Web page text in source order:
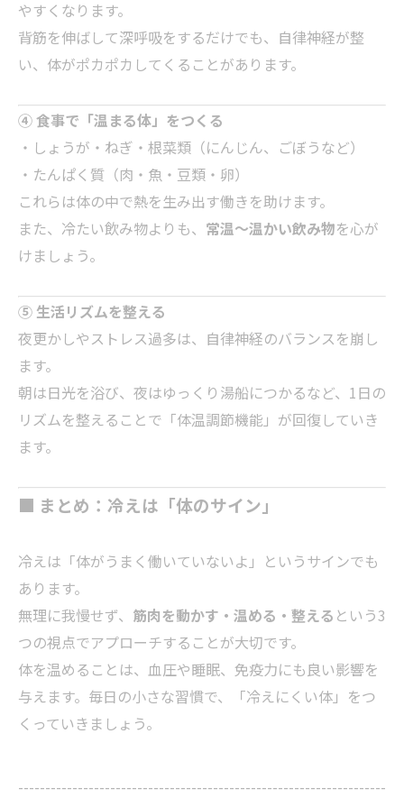
やすくなります。
背筋を伸ばして深呼吸をするだけでも、自律神経が整
い、体がポカポカしてくることがあります。
④ 食事で「温まる体」をつくる
・しょうが・ねぎ・根菜類（にんじん、ごぼうなど）
・たんぱく質（肉・魚・豆類・卵）
これらは体の中で熱を生み出す働きを助けます。
また、冷たい飲み物よりも、 常温～温かい飲み物を心が
けましょう。
⑤ 生活リズムを整える
夜更かしやストレス過多は、自律神経のバランスを崩し
ます。
朝は日光を浴び、夜はゆっくり湯船につかるなど、1日の
リズムを整えることで「体温調節機能」が回復していき
ます。
■ まとめ：冷えは「体のサイン」
冷えは「体がうまく働いていないよ」というサインでも
あります。
無理に我慢せず、 筋肉を動かす・温める・整える という3
つの視点でアプローチすることが大切です。
体を温めることは、血圧や睡眠、免疫力にも良い影響を
与えます。毎日の小さな習慣で、「冷えにくい体」をつ
くっていきましょう。
--------------------------------------------------------------------